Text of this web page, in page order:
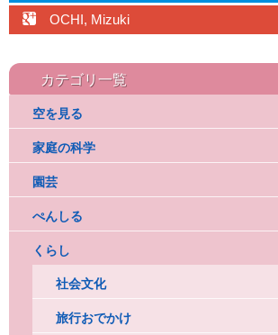
googleplus OCHI, Mizuki
カテゴリ一覧
空を見る
家庭の科学
園芸
ぺんしる
くらし
社会文化
旅行おでかけ